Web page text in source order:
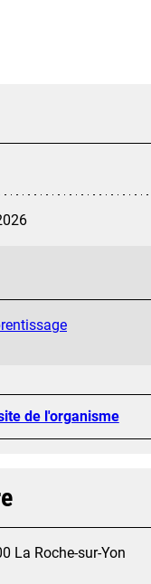
de l'organisme
La Roche-sur-Yon